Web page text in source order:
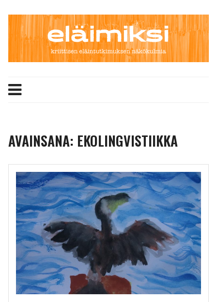
content
AVAINSANA: EKOLINGVISTIIKKA